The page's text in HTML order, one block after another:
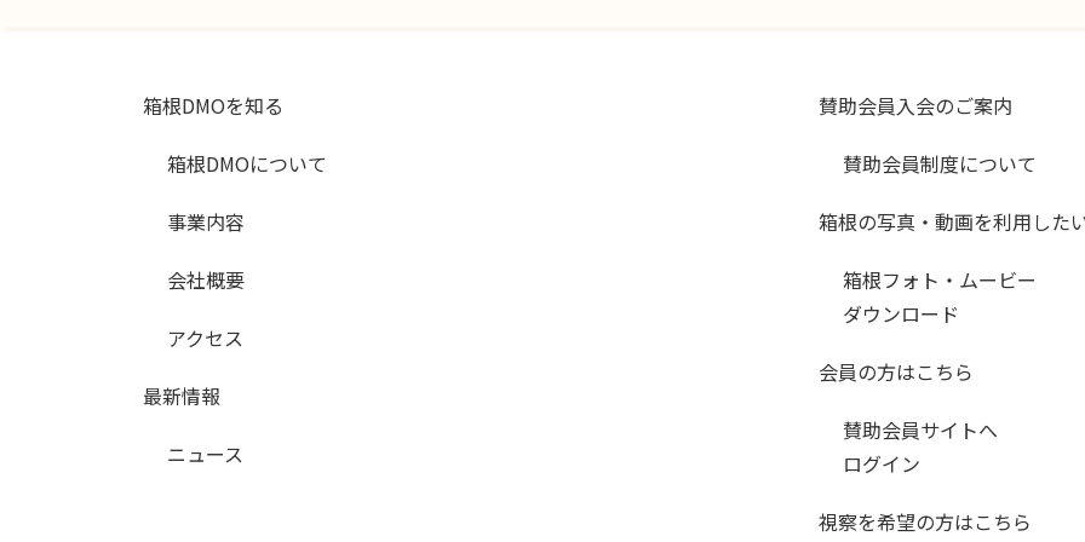
箱根DMOを知る
箱根DMOについて
事業内容
会社概要
アクセス
最新情報
ニュース
賛助会員入会のご案内
賛助会員制度について
箱根の写真・動画を利用した
箱根フォト・ムービー
ダウンロード
会員の方はこちら
賛助会員サイトへ
ログイン
視察を希望の方はこちら